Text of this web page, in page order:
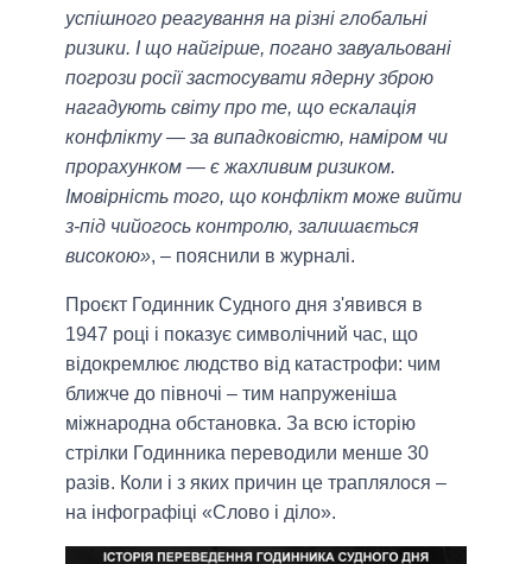
успішного реагування на різні глобальні
ризики. І що найгірше, погано завуальовані
погрози росії застосувати ядерну зброю
нагадують світу про те, що ескалація
конфлікту — за випадковістю, наміром чи
прорахунком — є жахливим ризиком.
Імовірність того, що конфлікт може вийти
з-під чийогось контролю, залишається
високою», – пояснили в журналі.
Проєкт Годинник Судного дня з'явився в
1947 році і показує символічний час, що
відокремлює людство від катастрофи: чим
ближче до півночі – тим напруженіша
міжнародна обстановка. За всю історію
стрілки Годинника переводили менше 30
разів. Коли і з яких причин це траплялося –
на інфографіці «Слово і діло».